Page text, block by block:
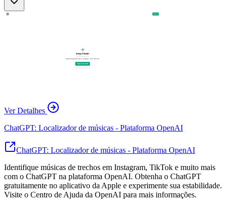
Ver Detalhes
ChatGPT: Localizador de músicas - Plataforma OpenAI
ChatGPT: Localizador de músicas - Plataforma OpenAI
Identifique músicas de trechos em Instagram, TikTok e muito mais
com o ChatGPT na plataforma OpenAI. Obtenha o ChatGPT
gratuitamente no aplicativo da Apple e experimente sua estabilidade.
Visite o Centro de Ajuda da OpenAI para mais informações.